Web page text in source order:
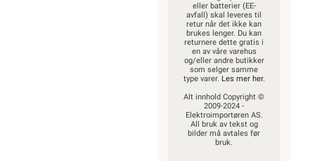
eller batterier (EE-
avfall) skal leveres til
retur når det ikke kan
brukes lenger. Du kan
returnere dette gratis i
en av våre varehus
og/eller andre butikker
som selger samme
type varer. Les mer her.
Alt innhold Copyright ©
2009-2024 -
Elektroimportøren AS.
All bruk av tekst og
bilder må avtales før
bruk.